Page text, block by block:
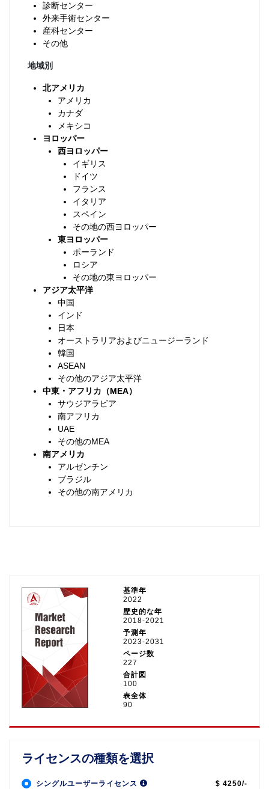
診断センター
外来手術センター
産科センター
その他
地域別
北アメリカ
アメリカ
カナダ
メキシコ
ヨロッパー
西ヨロッパー
イギリス
ドイツ
フランス
イタリア
スペイン
その地の西ヨロッパー
東ヨロッパー
ポーランド
ロシア
その地の東ヨロッパー
アジア太平洋
中国
インド
日本
オーストラリアおよびニュージーランド
韓国
ASEAN
その他のアジア太平洋
中東・アフリカ（MEA）
サウジアラビア
南アフリカ
UAE
その他のMEA
南アメリカ
アルゼンチン
ブラジル
その他の南アメリカ
基準年
2022
歴史的な年
2018-2021
予測年
2023-2031
ページ数
227
合計図
100
表全体
90
ライセンスの種類を選択
シングルユーザーライセンス $ 4250/-